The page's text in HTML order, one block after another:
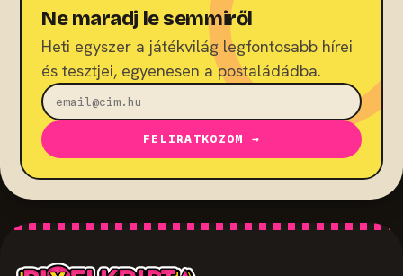
Ne maradj le semmiről
Heti egyszer a játékvilág legfontosabb hírei
és tesztjei, egyenesen a postaládádba.
FELIRATKOZOM →